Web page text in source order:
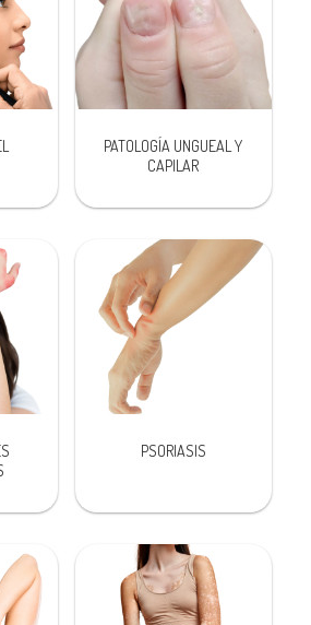
PATOLOGÍA UNGUEAL Y
CAPILAR
PSORIASIS